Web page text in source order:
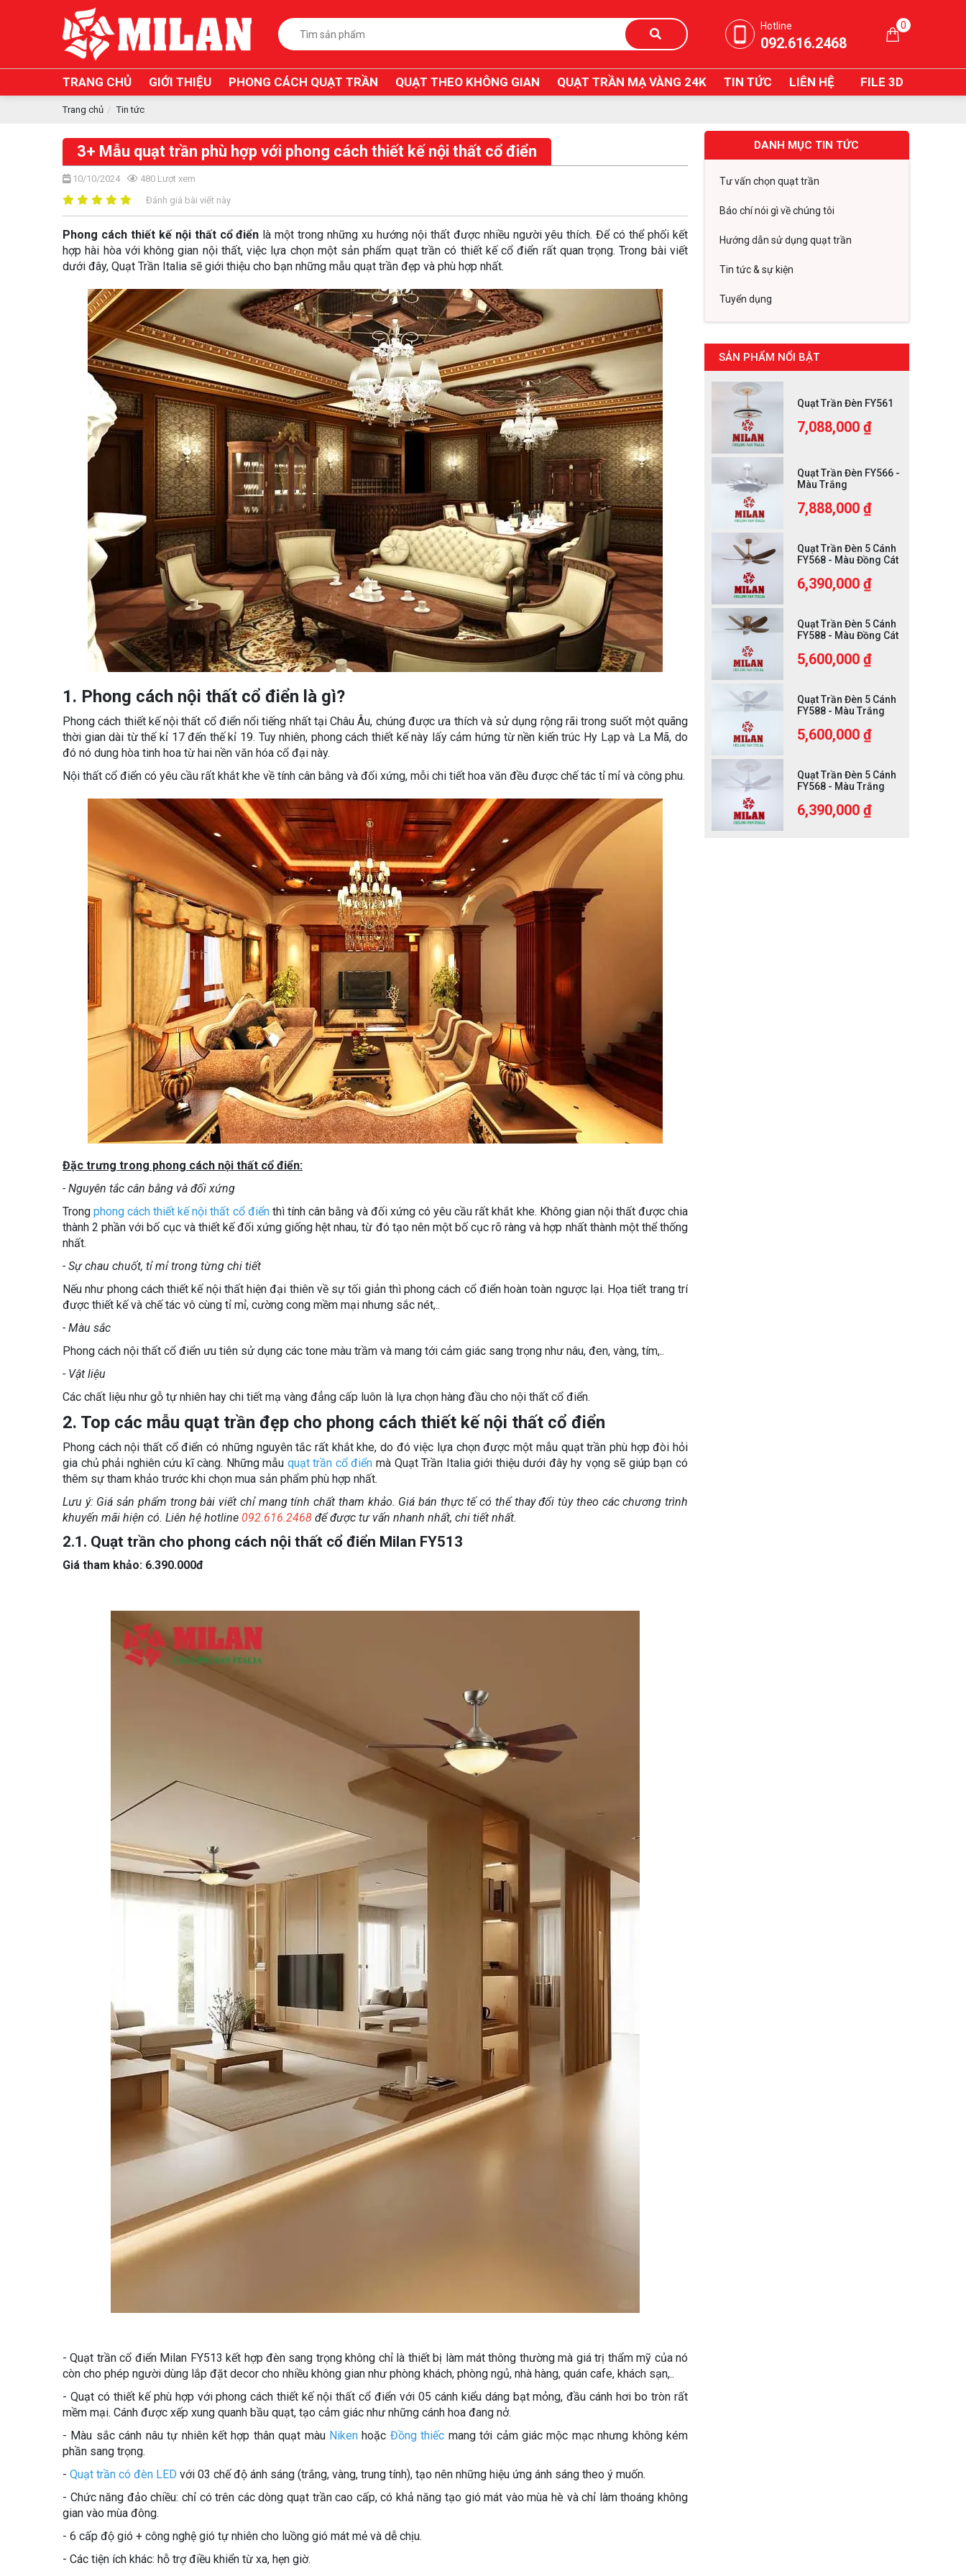
Hotline
092.616.2468
0
TRANG CHỦ GIỚI THIỆU PHONG CÁCH QUẠT TRẦN QUẠT THEO KHÔNG GIAN QUẠT TRẦN MẠ VÀNG 24K TIN TỨC LIÊN HỆ FILE 3D
Trang chủ Tin tức
3+ Mẫu quạt trần phù hợp với phong cách thiết kế nội thất cổ điển
10/10/2024 480 Lượt xem
Đánh giá bài viết này
Phong cách thiết kế nội thất cổ điển là một trong những xu hướng nội thất được nhiều người yêu thích. Để có thể phối kết
hợp hài hòa với không gian nội thất, việc lựa chọn một sản phẩm quạt trần có thiết kế cổ điển rất quan trọng. Trong bài viết
dưới đây, Quạt Trần Italia sẽ giới thiệu cho bạn những mẫu quạt trần đẹp và phù hợp nhất.
1. Phong cách nội thất cổ điển là gì?
Phong cách thiết kế nội thất cổ điển nổi tiếng nhất tại Châu Âu, chúng được ưa thích và sử dụng rộng rãi trong suốt một quãng
thời gian dài từ thế kỉ 17 đến thế kỉ 19. Tuy nhiên, phong cách thiết kế này lấy cảm hứng từ nền kiến trúc Hy Lạp và La Mã, do
đó nó dung hòa tinh hoa từ hai nền văn hóa cổ đại này.
Nội thất cổ điển có yêu cầu rất khắt khe về tính cân bằng và đối xứng, mỗi chi tiết hoa văn đều được chế tác tỉ mỉ và công phu.
Đặc trưng trong phong cách nội thất cổ điển:
- Nguyên tắc cân bằng và đối xứng
Trongphong cách thiết kế nội thất cổ điểnthì tính cân bằng và đối xứng có yêu cầu rất khắt khe. Không gian nội thất được chia
thành 2 phần với bố cục và thiết kế đối xứng giống hệt nhau, từ đó tạo nên một bố cục rõ ràng và hợp nhất thành một thể thống
nhất.
- Sự chau chuốt, tỉ mỉ trong từng chi tiết
Nếu như phong cách thiết kế nội thất hiện đại thiên về sự tối giản thì phong cách cổ điển hoàn toàn ngược lại. Họa tiết trang trí
được thiết kế và chế tác vô cùng tỉ mỉ, cường cong mềm mại nhưng sắc nét,..
- Màu sắc
Phong cách nội thất cổ điển ưu tiên sử dụng các tone màu trầm và mang tới cảm giác sang trọng như nâu, đen, vàng, tím,..
- Vật liệu
Các chất liệu như gỗ tự nhiên hay chi tiết mạ vàng đẳng cấp luôn là lựa chọn hàng đầu cho nội thất cổ điển.
2. Top các mẫu quạt trần đẹp cho phong cách thiết kế nội thất cổ điển
Phong cách nội thất cổ điển có những nguyên tắc rất khắt khe, do đó việc lựa chọn được một mẫu quạt trần phù hợp đòi hỏi
gia chủ phải nghiên cứu kĩ càng. Những mẫu quạt trần cổ điển mà Quạt Trần Italia giới thiệu dưới đây hy vọng sẽ giúp bạn có
thêm sự tham khảo trước khi chọn mua sản phẩm phù hợp nhất.
Lưu ý: Giá sản phẩm trong bài viết chỉ mang tính chất tham khảo. Giá bán thực tế có thể thay đổi tùy theo các chương trình
khuyến mãi hiện có. Liên hệ hotline 092.616.2468 để được tư vấn nhanh nhất, chi tiết nhất.
2.1. Quạt trần cho phong cách nội thất cổ điển Milan FY513
Giá tham khảo: 6.390.000đ
- Quạt trần cổ điển Milan FY513 kết hợp đèn sang trọng không chỉ là thiết bị làm mát thông thường mà giá trị thẩm mỹ của nó
còn cho phép người dùng lắp đặt decor cho nhiều không gian như phòng khách, phòng ngủ, nhà hàng, quán cafe, khách sạn,..
- Quạt có thiết kế phù hợp với phong cách thiết kế nội thất cổ điển với 05 cánh kiểu dáng bạt mỏng, đầu cánh hơi bo tròn rất
mềm mại. Cánh được xếp xung quanh bầu quạt, tạo cảm giác như những cánh hoa đang nở.
- Màu sắc cánh nâu tự nhiên kết hợp thân quạt màu Niken hoặc Đồng thiếc mang tới cảm giác mộc mạc nhưng không kém
phần sang trọng.
- Quạt trần có đèn LED với 03 chế độ ánh sáng (trắng, vàng, trung tính), tạo nên những hiệu ứng ánh sáng theo ý muốn.
- Chức năng đảo chiều: chỉ có trên các dòng quạt trần cao cấp, có khả năng tạo gió mát vào mùa hè và chỉ làm thoáng không
gian vào mùa đông.
- 6 cấp độ gió + công nghệ gió tự nhiên cho luồng gió mát mẻ và dễ chịu.
- Các tiện ích khác: hỗ trợ điều khiển từ xa, hẹn giờ.
DANH MỤC TIN TỨC
Tư vấn chọn quạt trần
Báo chí nói gì về chúng tôi
Hướng dẫn sử dụng quạt trần
Tin tức & sự kiện
Tuyển dụng
SẢN PHẨM NỔI BẬT
Quạt Trần Đèn FY561
7,088,000 ₫
Quạt Trần Đèn FY566 -
Màu Trắng
7,888,000 ₫
Quạt Trần Đèn 5 Cánh
FY568 - Màu Đồng Cát
6,390,000 ₫
Quạt Trần Đèn 5 Cánh
FY588 - Màu Đồng Cát
5,600,000 ₫
Quạt Trần Đèn 5 Cánh
FY588 - Màu Trắng
5,600,000 ₫
Quạt Trần Đèn 5 Cánh
FY568 - Màu Trắng
6,390,000 ₫